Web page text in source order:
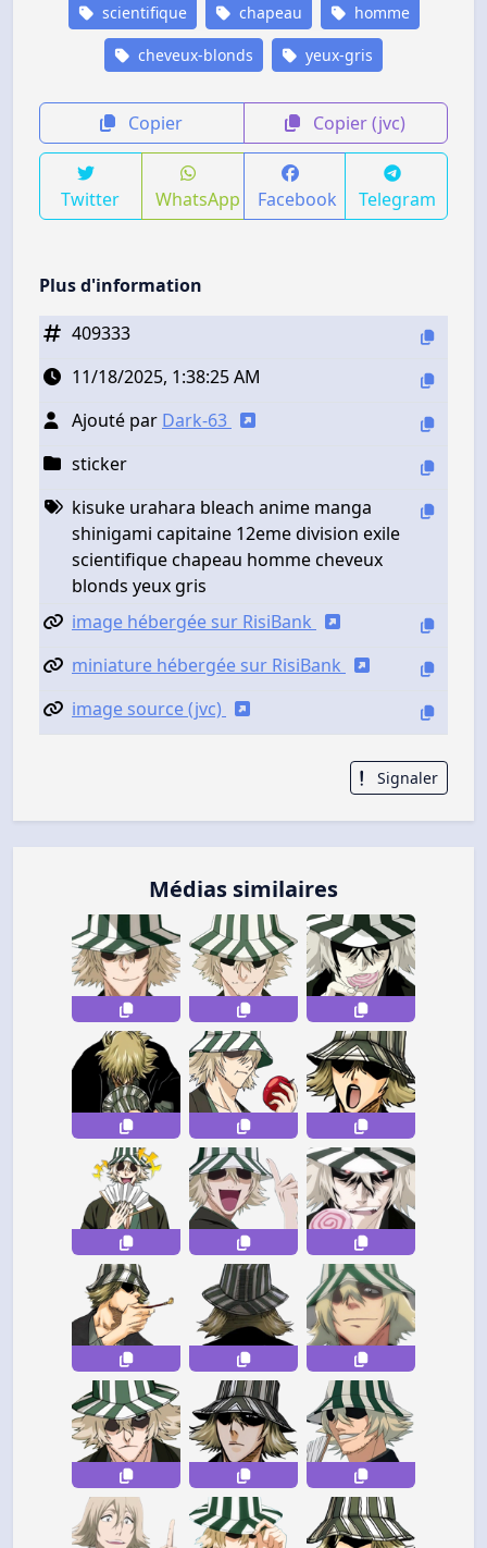
scientifique chapeau homme
cheveux-blonds yeux-gris
Copier Copier (jvc)
Twitter WhatsApp Facebook Telegram
Plus d'information
409333
11/18/2025, 1:38:25 AM
Ajouté par Dark-63
sticker
kisuke urahara bleach anime manga
shinigami capitaine 12eme division exile
scientifique chapeau homme cheveux
blonds yeux gris
image hébergée sur RisiBank
miniature hébergée sur RisiBank
image source (jvc)
Signaler
Médias similaires